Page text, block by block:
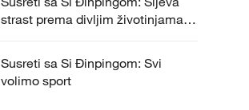
strast prema divljim životinjama i
biodiverzitetu
Susreti sa Si Đinpingom: Svi
volimo sport